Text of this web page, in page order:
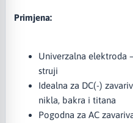
Primjena:
Univerzalna elektroda
struji
Idealna za DC(-)
nikla, bakra i titana
Pogodna za AC